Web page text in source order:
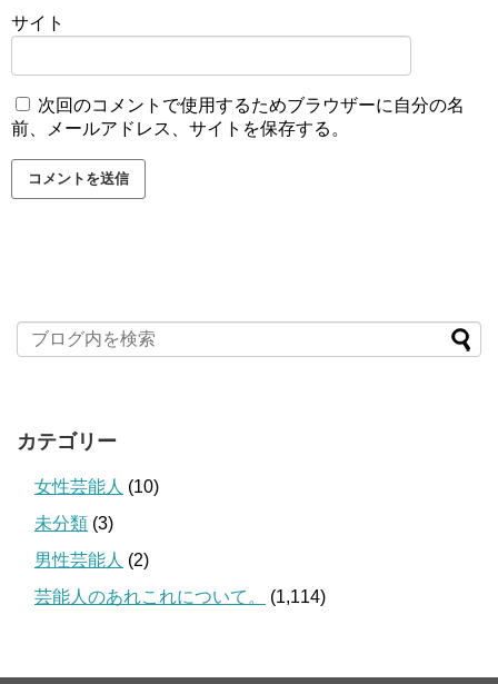
サイト
次回のコメントで使用するためブラウザーに自分の名
前、メールアドレス、サイトを保存する。
カテゴリー
女性芸能人 (10)
未分類 (3)
男性芸能人 (2)
芸能人のあれこれについて。
(1,114)